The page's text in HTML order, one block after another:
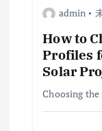
admin
How to
Profiles
Solar
Choosing